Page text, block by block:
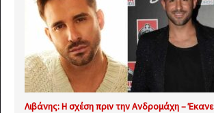
Λιβάνης: Η σχέση πριν την Ανδρομάχη – Έκανε